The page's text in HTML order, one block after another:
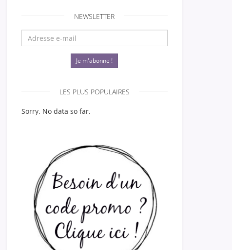
NEWSLETTER
Je m'abonne !
LES PLUS POPULAIRES
Sorry. No data so far.